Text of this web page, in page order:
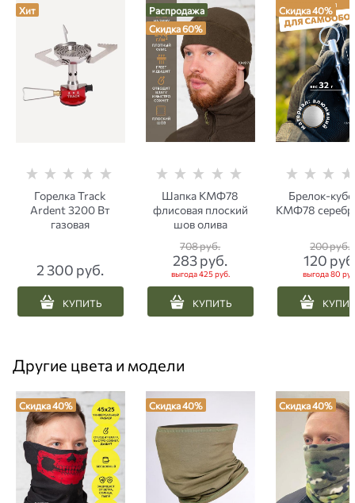
Хит
Горелка Track
Ardent 3200 Вт
газовая
2 300 руб.
КУПИТЬ
Распродажа
Скидка 60%
Шапка КМФ78
флисовая плоский
шов олива
708 руб.
283 руб.
выгода425 руб.
КУПИТЬ
Скидка 40%
Брелок-
КМФ78
200 руб.
120
выгода80
Другие цвета и модели
Скидка 40% Скидка 40% Скидка 40%